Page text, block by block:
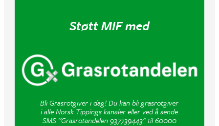
Støtt MIF med
Bli Grasrotgiver i dag! Du kan bli grasrotgiver
i alle Norsk Tippings kanaler eller ved å sende
SMS ”Grasrotandelen 937739443” til 60000